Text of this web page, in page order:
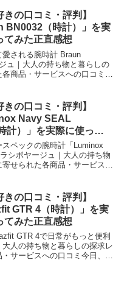
きの口コミ・評判】
BN0032（時計）」を実
てみた正直感想
される腕時計 Braun
ュ｜大人の持ち物と暮らしの
商品・サービスへの口コミ今
きの口コミ・評判】
Navy SEAL
計）」を実際に使って
感想
ペックの腕時計「Luminox
シボヤージュ｜大人の持ち物
せられた各商品・サービスへ
きの口コミ・評判】
GTR 4（時計）」を実
てみた正直感想
GTR 4で日常がもっと便利
人の持ち物と暮らしの探求レ
サービスへの口コミ今日、編